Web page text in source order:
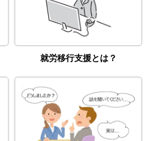
就労移行支援とは？